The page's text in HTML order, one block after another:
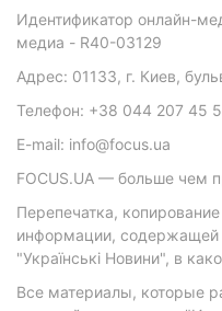
Идентификатор онлайн-
медиа - R40-03129
Адрес: 01133, г. Киев,
Телефон: +38 044 207 45
E-mail: info@focus.ua
FOCUS.UA — больше чем
Перепечатка,
информации, содержащей
"Українські Новини", в
Все материалы, которые